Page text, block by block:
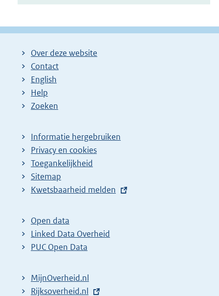
Over deze website
Contact
English
Help
Zoeken
Informatie hergebruiken
Privacy en cookies
Toegankelijkheid
Sitemap
E
t
e
r
l
Kwetsbaarheid melden
Open data
Linked Data Overheid
PUC Open Data
MijnOverheid.nl
E
Rijksoverheid.nl